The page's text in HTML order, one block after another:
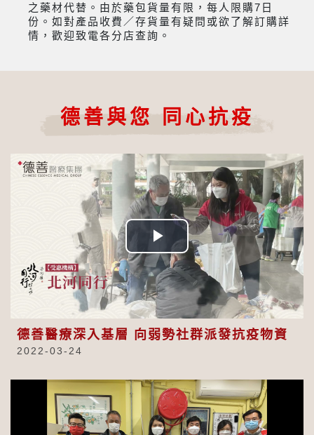
之藥材代替。由於藥包貨量有限，每人限購7日
份。如對產品收費／存貨量有疑問或欲了解訂購詳
情，歡迎致電各分店查詢。
德善與您 同心抗疫
Play
Video
德善醫療深入基層 向弱勢社群派發抗疫物資
2022-03-24